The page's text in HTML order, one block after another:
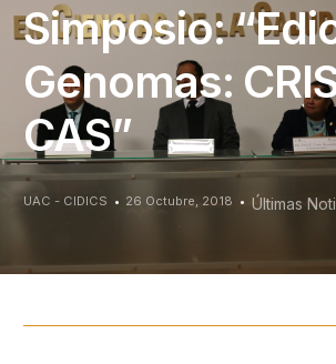
Simposio:
Genomas:
CAS”
UAC - CIDICS 26 Octubre, 2018 Últimas